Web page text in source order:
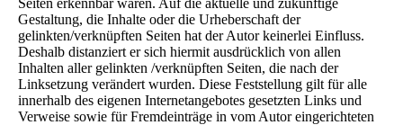
Seiten erkennbar waren. Auf die aktuelle und zukünftige
Gestaltung, die Inhalte oder die Urheberschaft der
gelinkten/verknüpften Seiten hat der Autor keinerlei Einfluss.
Deshalb distanziert er sich hiermit ausdrücklich von allen
Inhalten aller gelinkten /verknüpften Seiten, die nach der
Linksetzung verändert wurden. Diese Feststellung gilt für alle
innerhalb des eigenen Internetangebotes gesetzten Links und
Verweise sowie für Fremdeinträge in vom Autor eingerichteten